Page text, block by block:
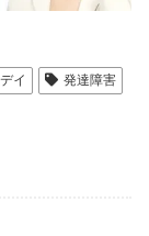
イ
発達障害